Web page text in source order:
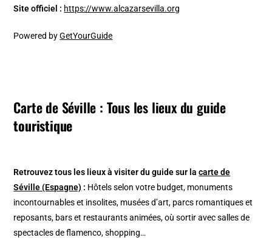
Site officiel : https://www.alcazarsevilla.org
Powered byGetYourGuide
Carte de Séville : Tous les lieux du guide
touristique
Retrouvez tous les lieux à visiter du guide sur lacarte de
Séville (Espagne) : Hôtels selon votre budget, monuments
incontournables et insolites, musées d’art, parcs romantiques et
reposants, bars et restaurants animées, où sortir avec salles de
spectacles de flamenco, shopping…